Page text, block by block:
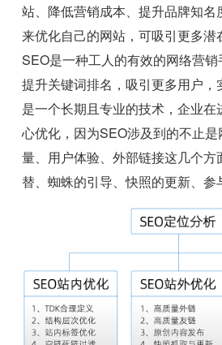
站、降低营销成本、提升品牌知
来优化自己的网站，可吸引更多潜
SEO是一种工人的有效的网络营
提升关键词排名，吸引更多用户
是一个长期且专业的技术，企业
心优化，因为SEO涉及到的不止
量、用户体验、外部链接这几个方
替、蜘蛛的引导、快照的更新、参